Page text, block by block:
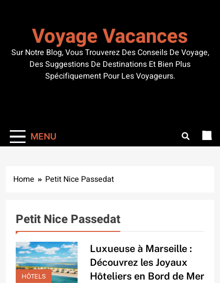
Voyage Vacances
Sur Notre Blog, Vous Trouverez Des Conseils De Voyage,
Des Suggestions De Destinations Et Bien Plus
Spécifiquement Pour Les Voyageurs.
MENU
Home Petit Nice Passedat
Petit Nice Passedat
HÔTELS
Luxueuse à Marseille :
Découvrez les Joyaux
Hôteliers en Bord de Mer